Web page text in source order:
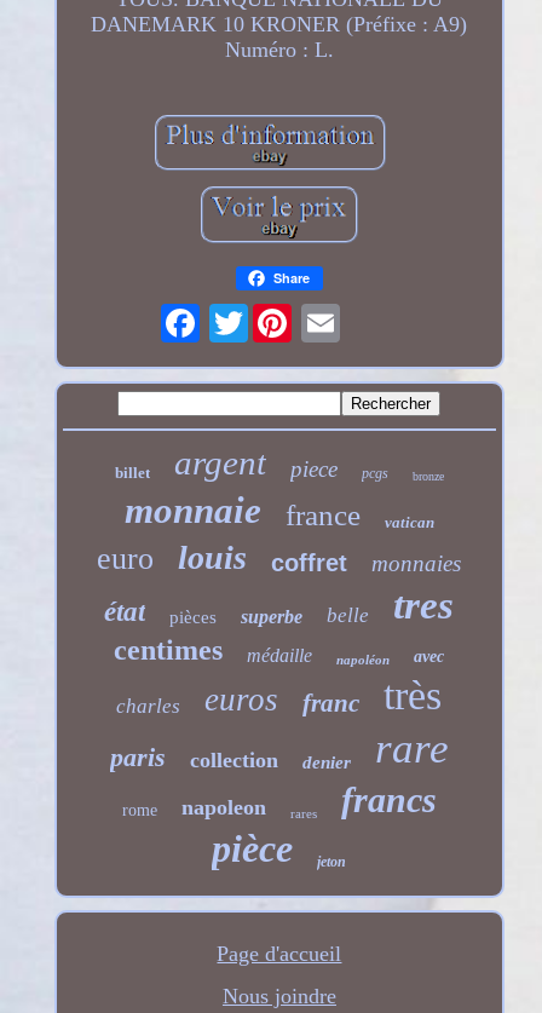
DANEMARK 10 KRONER (Préfixe : A9)
Numéro : L.
Share
Twitter
billet argent piece pcgs bronze
monnaie france vatican
euro louis coffret monnaies
état pièces superbe belle tres
centimes médaille napoléon avec
charles euros franc très
paris collection denier rare
rome napoleon rares francs
pièce jeton
Page d'accueil
Nous joindre